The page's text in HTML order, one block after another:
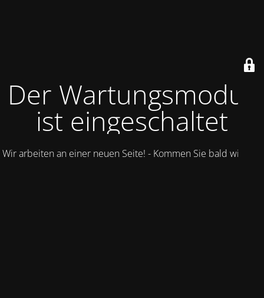
Der Wartungsmodus
ist eingeschaltet
Wir arbeiten an einer neuen Seite! - Kommen Sie bald wieder.